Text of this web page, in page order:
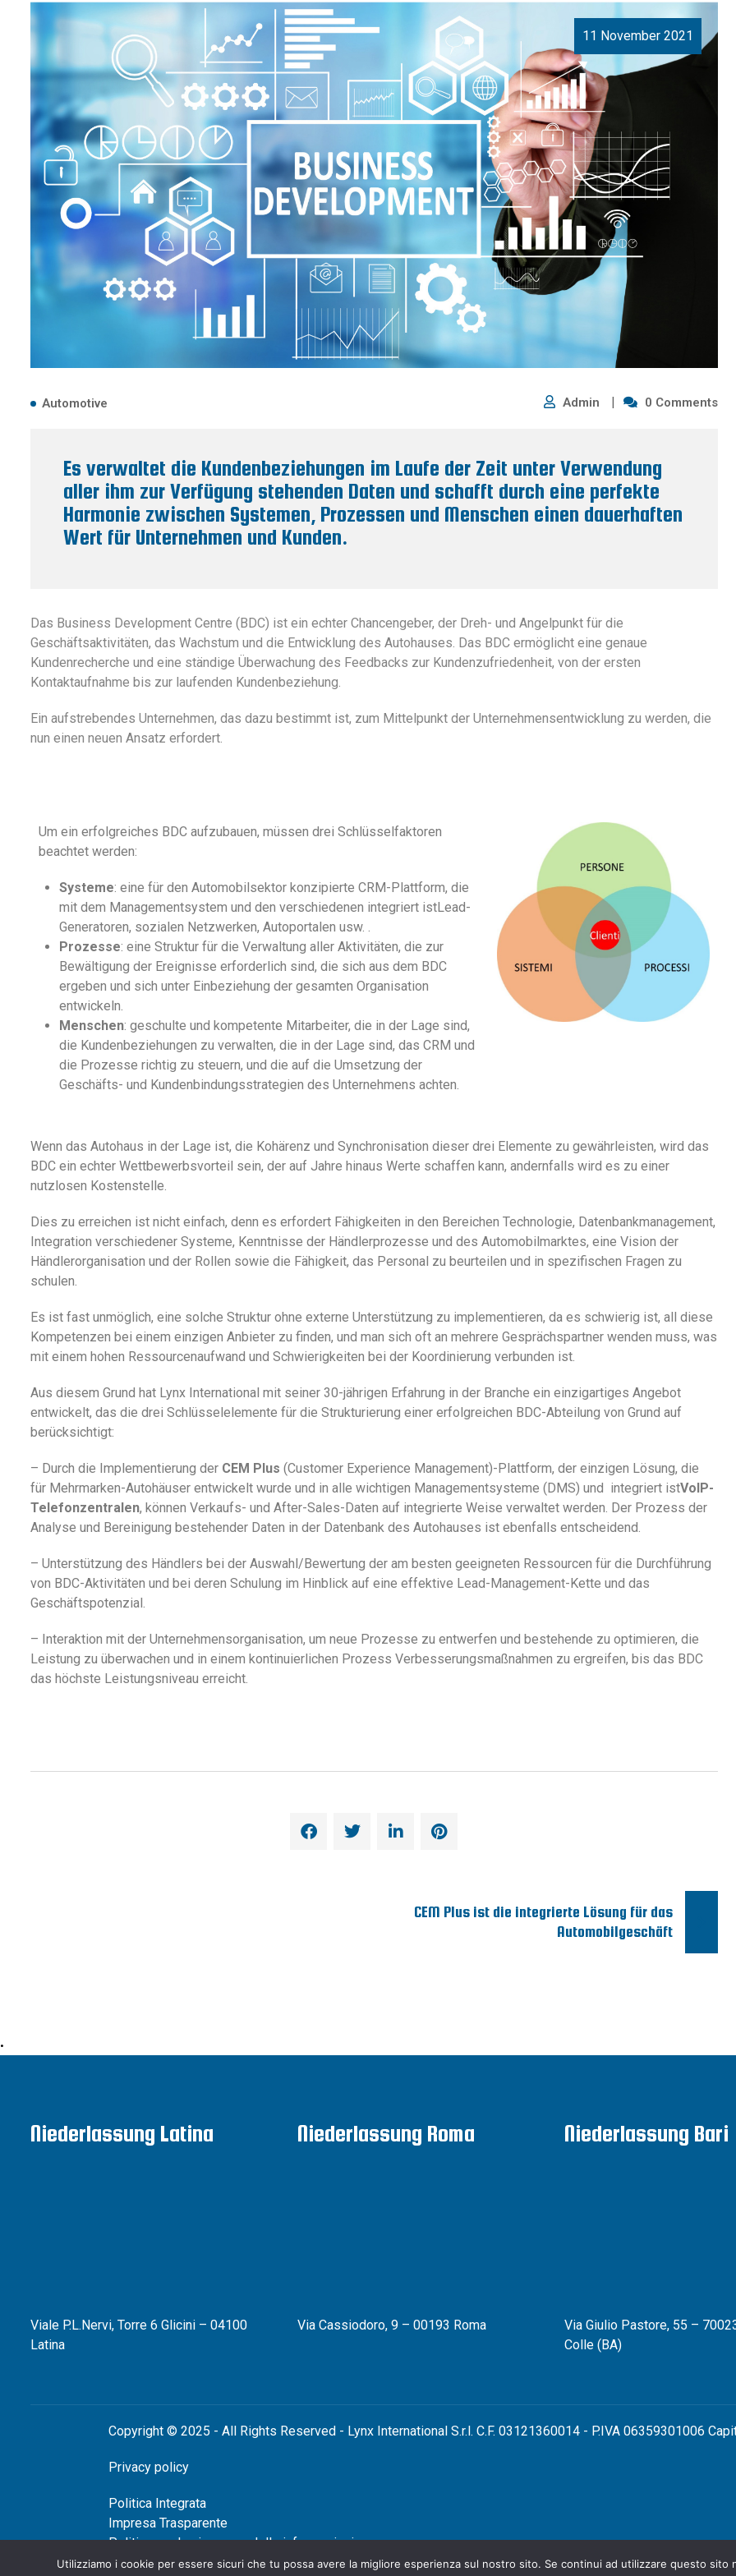
11 November 2021
Automotive Admin 0 Comments
Es verwaltet die Kundenbeziehungen im Laufe der Zeit unter Verwendung
aller ihm zur Verfügung stehenden Daten und schafft durch eine perfekte
Harmonie zwischen Systemen, Prozessen und Menschen einen dauerhaften
Wert für Unternehmen und Kunden.
Das Business Development Centre (BDC) ist ein echter Chancengeber, der Dreh- und Angelpunkt für die
Geschäftsaktivitäten, das Wachstum und die Entwicklung des Autohauses. Das BDC ermöglicht eine genaue
Kundenrecherche und eine ständige Überwachung des Feedbacks zur Kundenzufriedenheit, von der ersten
Kontaktaufnahme bis zur laufenden Kundenbeziehung.
Ein aufstrebendes Unternehmen, das dazu bestimmt ist, zum Mittelpunkt der Unternehmensentwicklung zu werden, die
nun einen neuen Ansatz erfordert.
Um ein erfolgreiches BDC aufzubauen, müssen drei Schlüsselfaktoren
beachtet werden:
Systeme: eine für den Automobilsektor konzipierte CRM-Plattform, die
mit dem Managementsystem und den verschiedenen integriert istLead-
Generatoren, sozialen Netzwerken, Autoportalen usw. .
Prozesse: eine Struktur für die Verwaltung aller Aktivitäten, die zur
Bewältigung der Ereignisse erforderlich sind, die sich aus dem BDC
ergeben und sich unter Einbeziehung der gesamten Organisation
entwickeln.
Menschen: geschulte und kompetente Mitarbeiter, die in der Lage sind,
die Kundenbeziehungen zu verwalten, die in der Lage sind, das CRM und
die Prozesse richtig zu steuern, und die auf die Umsetzung der
Geschäfts- und Kundenbindungsstrategien des Unternehmens achten.
Wenn das Autohaus in der Lage ist, die Kohärenz und Synchronisation dieser drei Elemente zu gewährleisten, wird das
BDC ein echter Wettbewerbsvorteil sein, der auf Jahre hinaus Werte schaffen kann, andernfalls wird es zu einer
nutzlosen Kostenstelle.
Dies zu erreichen ist nicht einfach, denn es erfordert Fähigkeiten in den Bereichen Technologie, Datenbankmanagement,
Integration verschiedener Systeme, Kenntnisse der Händlerprozesse und des Automobilmarktes, eine Vision der
Händlerorganisation und der Rollen sowie die Fähigkeit, das Personal zu beurteilen und in spezifischen Fragen zu
schulen.
Es ist fast unmöglich, eine solche Struktur ohne externe Unterstützung zu implementieren, da es schwierig ist, all diese
Kompetenzen bei einem einzigen Anbieter zu finden, und man sich oft an mehrere Gesprächspartner wenden muss, was
mit einem hohen Ressourcenaufwand und Schwierigkeiten bei der Koordinierung verbunden ist.
Aus diesem Grund hat Lynx International mit seiner 30-jährigen Erfahrung in der Branche ein einzigartiges Angebot
entwickelt, das die drei Schlüsselelemente für die Strukturierung einer erfolgreichen BDC-Abteilung von Grund auf
berücksichtigt:
– Durch die Implementierung der CEM Plus (Customer Experience Management)-Plattform, der einzigen Lösung, die
für Mehrmarken-Autohäuser entwickelt wurde und in alle wichtigen Managementsysteme (DMS) und integriert istVoIP-
Telefonzentralen, können Verkaufs- und After-Sales-Daten auf integrierte Weise verwaltet werden. Der Prozess der
Analyse und Bereinigung bestehender Daten in der Datenbank des Autohauses ist ebenfalls entscheidend.
– Unterstützung des Händlers bei der Auswahl/Bewertung der am besten geeigneten Ressourcen für die Durchführung
von BDC-Aktivitäten und bei deren Schulung im Hinblick auf eine effektive Lead-Management-Kette und das
Geschäftspotenzial.
– Interaktion mit der Unternehmensorganisation, um neue Prozesse zu entwerfen und bestehende zu optimieren, die
Leistung zu überwachen und in einem kontinuierlichen Prozess Verbesserungsmaßnahmen zu ergreifen, bis das BDC
das höchste Leistungsniveau erreicht.
CEM Plus ist die integrierte Lösung für das
Automobilgeschäft
•
Niederlassung Latina
Viale P.L.Nervi, Torre 6 Glicini – 04100
Latina
Niederlassung Roma
Via Cassiodoro, 9 – 00193 Roma
Niederlassung Bari
Via Giulio Pastore, 55 –
Colle (BA)
Copyright © 2025 - All Rights Reserved - Lynx International S.r.l. C.F. 03121360014 - P.IVA 06359301006
Privacy policy
Politica Integrata
Impresa Trasparente
Politica per la sicurezza delle informazioni
Utilizziamo i cookie per essere sicuri che tu possa avere la migliore esperienza sul nostro sito. Se continui ad utilizzare questo sito